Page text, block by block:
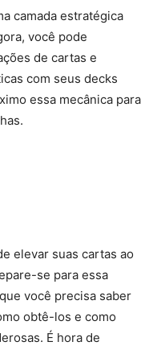
camada estratégica
você pode
de cartas e
com seus decks
essa mecânica para
elevar suas cartas ao
se para essa
você precisa saber
obtê-los e como
É hora de